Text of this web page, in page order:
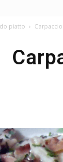
piatto